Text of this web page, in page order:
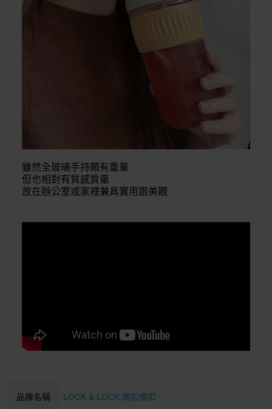
雖然全玻璃手持頗有重量
但也相對有質感質量
放在辦公室或家裡兼具實用跟美觀
品牌名稱 LOCK & LOCK 樂扣樂扣